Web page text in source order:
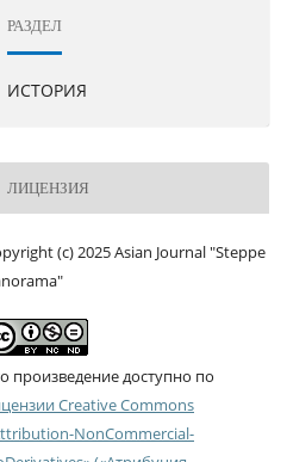
РАЗДЕЛ
ИСТОРИЯ
ЛИЦЕНЗИЯ
(c) 2025 Asian Journal "Steppe
произведение доступно по
Creative Commons
NonCommercial-